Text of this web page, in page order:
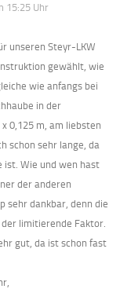
15:25 Uhr
unseren Steyr-LKW
gewählt, wie
wie anfangs bei
in der
0,125 m, am liebsten
schon sehr lange, da
ist. Wie und wen hast
der anderen
sehr dankbar, denn die
limitierende Faktor.
gut, da ist schon fast